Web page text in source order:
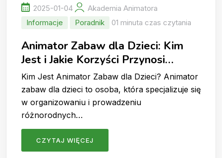
2025-01-04
Akademia Animatora
Informacje
Poradnik 01 minuta czas czytania
Animator Zabaw dla Dzieci: Kim
Jest i Jakie Korzyści Przynosi
zaproszenie Animatora dla Dzieci
na Imprezę?
Kim Jest Animator Zabaw dla Dzieci? Animator
zabaw dla dzieci to osoba, która specjalizuje się
w organizowaniu i prowadzeniu
różnorodnych…
CZYTAJ WIĘCEJ